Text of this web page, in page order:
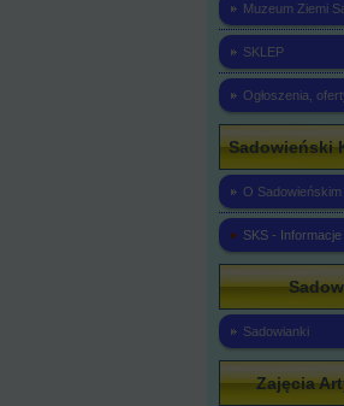
Muzeum Ziemi
SKLEP
Ogłoszenia,
Sadowieński
O
SKS - Informacje
Sadowianki
Zajęcia